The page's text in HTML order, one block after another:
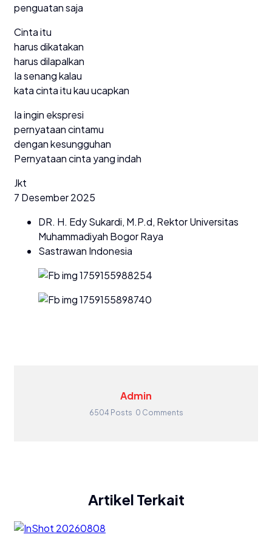
penguatan saja
Cinta itu
harus dikatakan
harus dilapalkan
Ia senang kalau
kata cinta itu kau ucapkan
Ia ingin ekspresi
pernyataan cintamu
dengan kesungguhan
Pernyataan cinta yang indah
Jkt
7 Desember 2025
DR. H. Edy Sukardi, M.P.d, Rektor Universitas
Muhammadiyah Bogor Raya
Sastrawan Indonesia
Admin
6504 Posts 0 Comments
Artikel Terkait